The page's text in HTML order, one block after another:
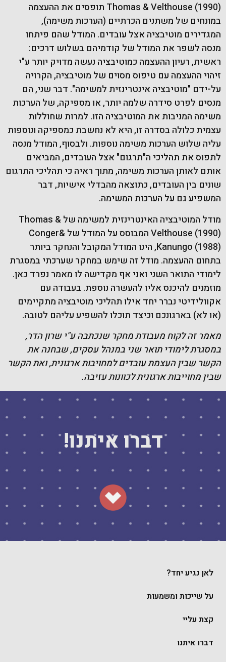
Thomas & Velthouse (1990) תופסים את ההעצמה
במונחים של משתנים הכרתיים (הערכות משימה),
המגדירים מוטיבציה אצל עובדים. המודל שהם פיתחו
מנסה לשפר את המודל של קודמיהם בשלוש דרכים:
ראשית, רעיון ההעצמה כמוטיבציה נעשה מדויק יותר ע"י
זיהוי ההעצמה עם טיפוס מסוים של מוטיבציה, הקרויה
על-ידם "מוטיבציה אינטרינזית למשימה". דבר שני, הם
מנסים לפרט סידרה שלמה יותר, או מספיקה, של הערכות
משימה המניבות את המוטיבציה הזו. למרות שחוללות
עצמית כלולה בסדרה זו, היא לא נחשבת כמספיקה ונוספות
עליה שלוש הערכות משימה נוספות. ולבסוף, המודל מנסה
לתפוס את תהליכי ה"תרגום" אצל העובדים, המביאים
אותם לאותן הערכות משימה, מתוך ראיה כי תהליכי התרגום
שונים בין העובדים, כתוצאה מהבדלי אישיות, דבר
המשפיע גם על הערכות המשימה.
מודל המוטיבציה האינטרינזית למשימה של Thomas &
Velthouse (1990) המבוסס על המודל של Conger&
Kanungo (1988), הינו המודל המקובל והנחקר ביותר
בתחום ההעצמה. מודל זה שימש במחקר שערכתי במסגרת
לימודי התואר השני ואני אף מקדישה לו מאמר נפרד כאן.
מוזמנים להיכנס אליו להעשרה נוספת. בעבודה עם
אקוולידיטי נברר יחד אילו תהליכי מוטיבציה מתקיימים
(או לא) בארגונכם וכיצד תוכלו להשפיע עליהם לטובה.
מאמר זה לקוח מעבודת מחקר שנכתבה ע"י שרון הדר,
במסגרת לימודי תואר שני במנהל עסקים, שבחנה את
הקשר שבין העצמת עובדים למחויבות ארגונית, ואת הקשר
שבין מחוייבות ארגונית לכוונות עזיבה.
דברו איתנו!
לאן נגיע יחד?
על שייכות ומשמעות
קצת עליי
דברו איתנו